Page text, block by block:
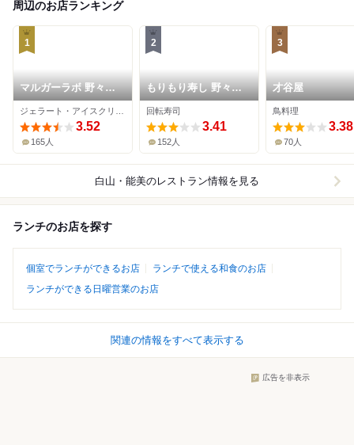
周辺のお店ランキング
1
マルガーラボ 野々市
店
3.52
165人
2
もりもり寿し 野々市
本店
回転寿司
3.41
152人
3
才谷屋
鳥料理
3.38
70人
白山・能美のレストラン情報を見る
ランチのお店を探す
個室でランチができるお店
ランチで使える和食のお店
ランチができる日曜営業のお店
関連の情報をすべて表示する
広告を非表示